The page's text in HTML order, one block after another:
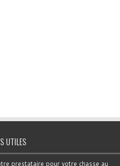
UTILES
prestataire pour votre chasse au